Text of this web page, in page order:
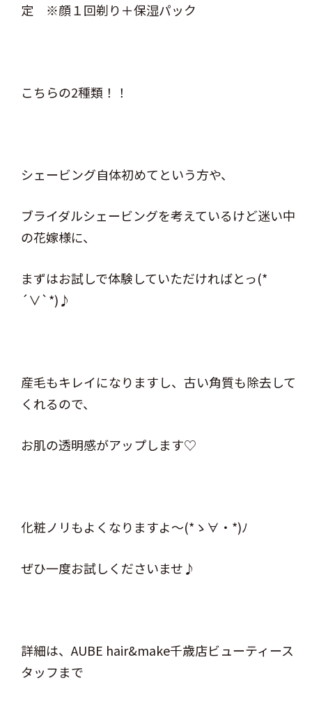
定 ※顔１回剃り＋保湿パック
こちらの2種類！！
シェービング自体初めてという方や、
ブライダルシェービングを考えているけど迷い中
の花嫁様に、
まずはお試しで体験していただければとっ(*
´∨`*)♪
産毛もキレイになりますし、古い角質も除去して
くれるので、
お肌の透明感がアップします♡
化粧ノリもよくなりますよ～(*ゝ∀・*)ﾉ
ぜひ一度お試しくださいませ♪
詳細は、AUBE hair&make千歳店ビューティース
タッフまで